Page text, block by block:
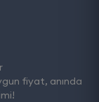
fiyat, anında